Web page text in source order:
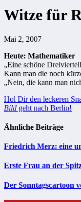
Witze für
Mai 2, 2007
Heute: Mathematiker
„Eine schöne
Kann man die noch
„Nein, die kann man
Hol Dir den leckeren
Bild geht nach Berlin!
Ähnliche Beiträge
Friedrich Merz: eine
Erste Frau an der
Der Sonntagscartoon